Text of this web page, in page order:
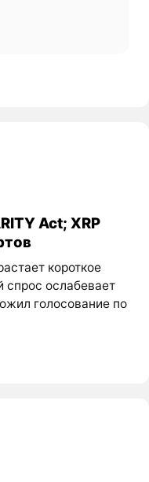
Act; XRP
короткое
спрос ослабевает
голосование по